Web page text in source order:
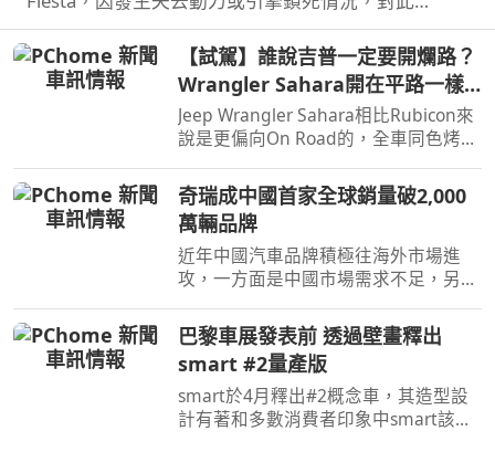
NHTSA也進入調查，之後甚至還擴大範圍和技術工程
分析，如今則確認原因了。【試駕】誰說吉普一定要開爛路？
Wrangler Sahara開在平路一樣
順！
Jeep Wrangler Sahara相比Rubicon來
說是更偏向On Road的，全車同色烤
漆、更大的鋁圈，還有越野設定，但這
不表示Sahara的越野能力就比較弱，
絕大多數的越野路面Sahara還是可以
輕鬆通過，但就跟標題講的一樣…
奇瑞成中國首家全球銷量破2,000
萬輛品牌
近年中國汽車品牌積極往海外市場進
攻，一方面是中國市場需求不足，另一
全球累積銷量突破2,000萬輛，也是第
一家達此成績的中國汽車品牌。
巴黎車展發表前 透過壁畫釋出
smart #2量產版
smart於4月釋出#2概念車，其造型設
計有著和多數消費者印象中smart該有